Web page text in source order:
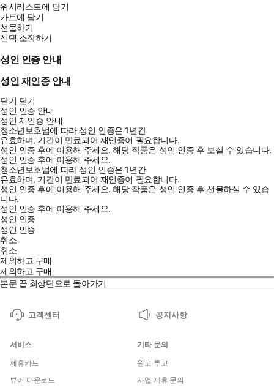
위시리스트에 담기
카트에 담기
선물하기
선택 소장하기
성인 인증 안내
성인 재인증 안내
닫기 닫기
성인 인증 안내
성인 재인증 안내
청소년보호법에 따라 성인 인증은 1년간
유효하며, 기간이 만료되어 재인증이 필요합니다.
성인 인증 후에 이용해 주세요.해당 작품은 성인 인증 후 보실 수 있습니다.
성인 인증 후에 이용해 주세요.
청소년보호법에 따라 성인 인증은 1년간
유효하며, 기간이 만료되어 재인증이 필요합니다.
성인 인증 후에 이용해 주세요.해당 작품은 성인 인증 후 선물하실 수 있습
니다.
성인 인증 후에 이용해 주세요.
성인 인증
성인 인증
취소
취소
제외하고 구매
제외하고 구매
본문 끝 최상단으로 돌아가기
고객센터 공지사항
서비스
제휴카드
뷰어 다운로드
기타 문의
원고 투고
사업 제휴 문의